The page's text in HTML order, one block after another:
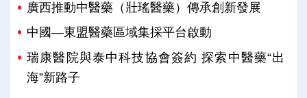
廣西推動中醫藥（壯瑤醫藥）傳承創新發展
中國—東盟醫藥區域集採平台啟動
瑞康醫院與泰中科技協會簽約 探索中醫藥“出
海”新路子